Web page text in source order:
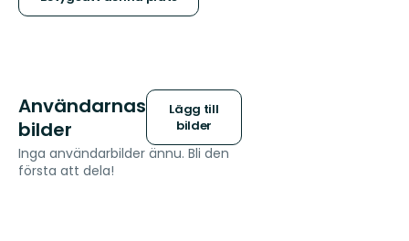
Användarnas
bilder
Lägg till
bilder
Inga användarbilder ännu. Bli den
första att dela!